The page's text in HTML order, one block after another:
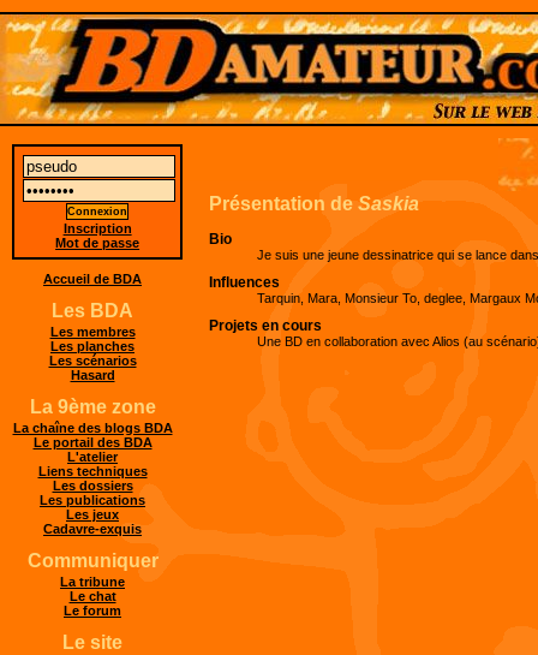
Présentation de Saskia
Bio
Je suis une jeune dessinatrice qui se lance
Influences
Tarquin, Mara, Monsieur To, deglee, Margaux
Projets en cours
Une BD en collaboration avec Alios (au
Inscription
Mot de passe
Accueil de BDA
Les BDA
Les membres
Les planches
Les scénarios
Hasard
La 9ème zone
La chaîne des blogs BDA
Le portail des BDA
L'atelier
Liens techniques
Les dossiers
Les publications
Les jeux
Cadavre-exquis
Communiquer
La tribune
Le chat
Le forum
Le site